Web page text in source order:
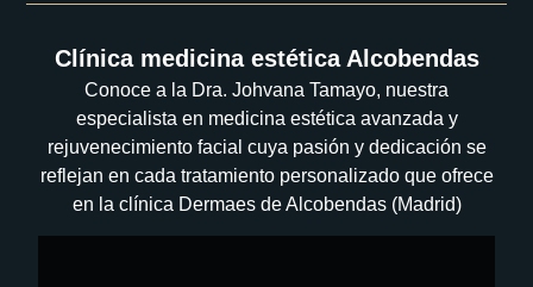
Clínica medicina estética Alcobendas
Conoce a la Dra. Johvana Tamayo, nuestra
especialista en medicina estética avanzada y
rejuvenecimiento facial cuya pasión y dedicación se
reflejan en cada tratamiento personalizado que ofrece
en la clínica Dermaes de Alcobendas (Madrid)